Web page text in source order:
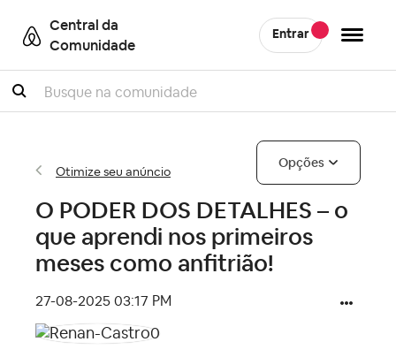
Central da
Comunidade
Entrar
Pesquisar
Otimize seu anúncio
Opções
O PODER DOS DETALHES – o
que aprendi nos primeiros
meses como anfitrião!
‎27-08-2025 03:17 PM